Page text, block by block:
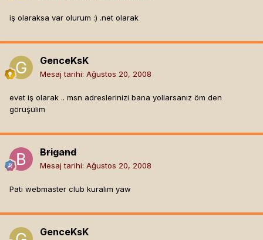
iş olaraksa var olurum :) .net olarak
GenceKsK
Mesaj tarihi: Ağustos 20, 2008
evet iş olarak .. msn adreslerinizi bana yollarsanız öm den
görüşülim
Brigand
Mesaj tarihi: Ağustos 20, 2008
Pati webmaster club kuralım yaw
GenceKsK